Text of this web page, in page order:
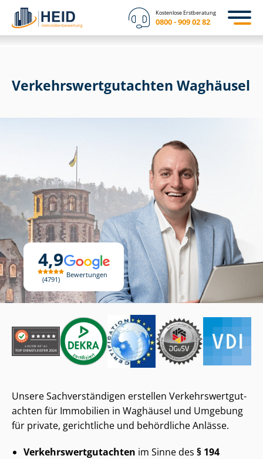
Kostenlose Erstberatung
0800 - 909 02 82
4,9
4791
Bewertungen
Ver­kehrs­wert­gut­ach­ten Waghäusel
Unsere Sach­ver­stän­di­gen erstellen Ver­kehrs­wert­gut­
ach­ten für Immobilien in Waghäusel und Umgebung
für private, gerichtliche und behördliche Anlässe.
Ver­kehrs­wert­gut­ach­ten im Sinne des § 194